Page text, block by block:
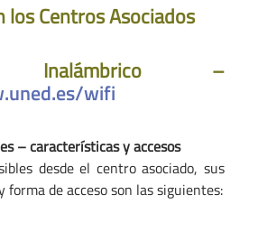
los Centros Asociados
Inalámbrico –
wifi
– características y accesos
desde el centro asociado, sus
forma de acceso son las siguientes: